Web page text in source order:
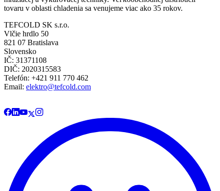
tovaru v oblasti chladenia sa venujeme viac ako 35 rokov.
TEFCOLD SK s.r.o.
Vlčie hrdlo 50
821 07 Bratislava
Slovensko
IČ: 31371108
DIČ: 2020315583
Telefón: +421 911 770 462
Email: elektro@tefcold.com